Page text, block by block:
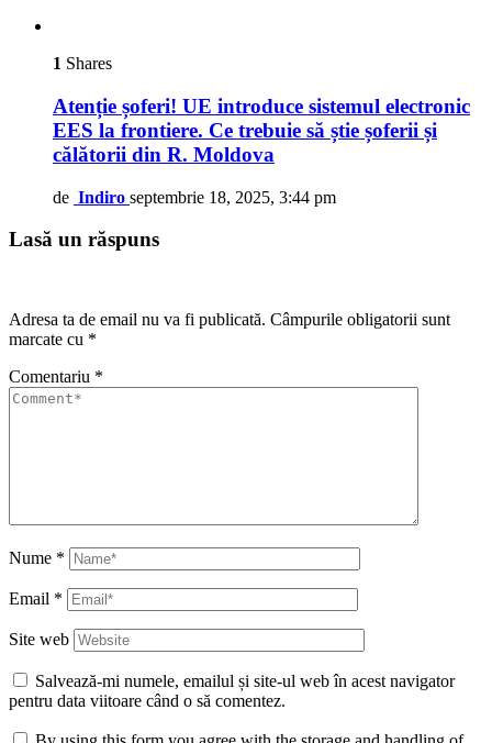
1 Shares
Atenție șoferi! UE introduce sistemul electronic
EES la frontiere. Ce trebuie să știe șoferii și
călătorii din R. Moldova
de Indiro septembrie 18, 2025, 3:44 pm
Lasă un răspuns
Adresa ta de email nu va fi publicată. Câmpurile obligatorii sunt
marcate cu *
Comentariu *
Nume *
Email *
Site web
Salvează-mi numele, emailul și site-ul web în acest navigator
pentru data viitoare când o să comentez.